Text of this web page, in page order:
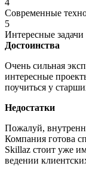
Современные
5
Интересные задачи
Достоинства
Очень сильная
интересные
поучиться у
Недостатки
Пожалуй,
Компания готова
Skillaz стоит уже
ведении